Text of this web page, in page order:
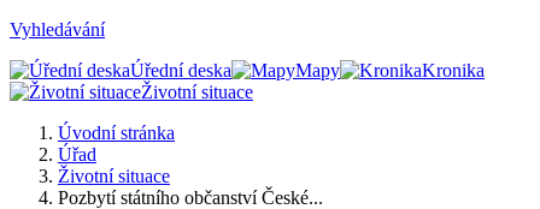
Vyhledávání
Úřední deska
Mapy
Kronika
Životní situace
Úvodní stránka
Úřad
Životní situace
Pozbytí státního občanství České...